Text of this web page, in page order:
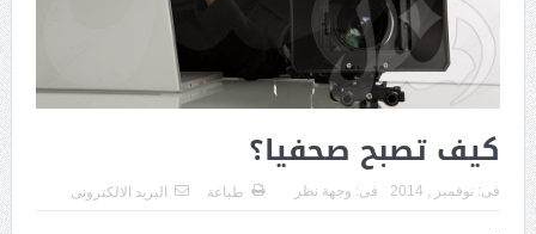
كيف تصبح صحفيا؟
فى: نوفمبر , 2014 فى: وجهة نظر طباعة البريد الالكترونى